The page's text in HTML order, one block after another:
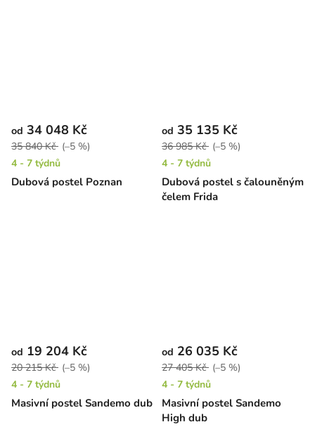
Dubová postel Poznan
od 34 048 Kč
35 840 Kč (–5 %)
4 - 7 týdnů
Dubová postel s čalouněným
čelem Frida
od 35 135 Kč
36 985 Kč (–5 %)
4 - 7 týdnů
Masivní postel Sandemo dub
od 19 204 Kč
20 215 Kč (–5 %)
4 - 7 týdnů
Masivní postel Sandemo
High dub
od 26 035 Kč
27 405 Kč (–5 %)
4 - 7 týdnů